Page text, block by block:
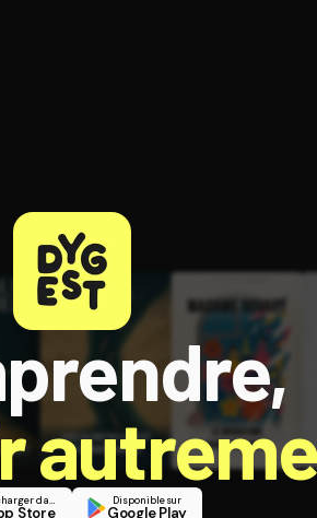
Télécharger dans
Store
Disponible sur
Google Play